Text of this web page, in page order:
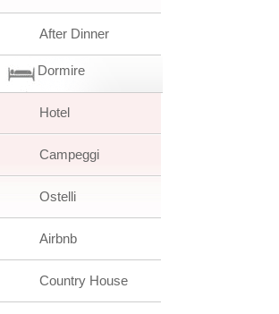
After Dinner
Dormire
Hotel
Campeggi
Ostelli
Airbnb
Country House